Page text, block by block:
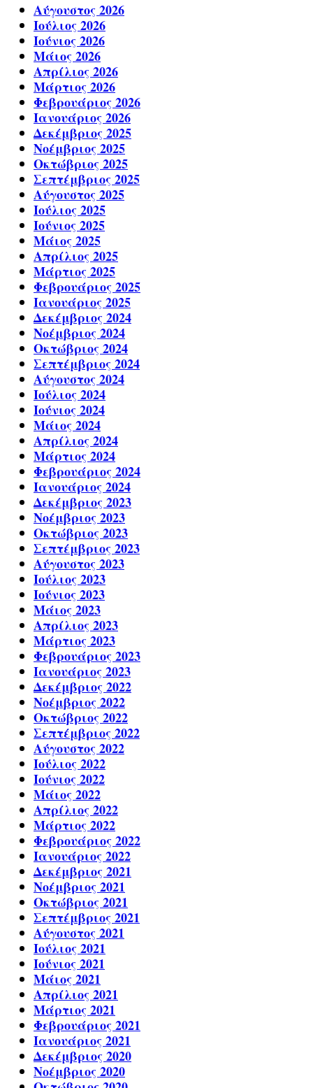
Αύγουστος 2026
Ιούλιος 2026
Ιούνιος 2026
Μάιος 2026
Απρίλιος 2026
Μάρτιος 2026
Φεβρουάριος 2026
Ιανουάριος 2026
Δεκέμβριος 2025
Νοέμβριος 2025
Οκτώβριος 2025
Σεπτέμβριος 2025
Αύγουστος 2025
Ιούλιος 2025
Ιούνιος 2025
Μάιος 2025
Απρίλιος 2025
Μάρτιος 2025
Φεβρουάριος 2025
Ιανουάριος 2025
Δεκέμβριος 2024
Νοέμβριος 2024
Οκτώβριος 2024
Σεπτέμβριος 2024
Αύγουστος 2024
Ιούλιος 2024
Ιούνιος 2024
Μάιος 2024
Απρίλιος 2024
Μάρτιος 2024
Φεβρουάριος 2024
Ιανουάριος 2024
Δεκέμβριος 2023
Νοέμβριος 2023
Οκτώβριος 2023
Σεπτέμβριος 2023
Αύγουστος 2023
Ιούλιος 2023
Ιούνιος 2023
Μάιος 2023
Απρίλιος 2023
Μάρτιος 2023
Φεβρουάριος 2023
Ιανουάριος 2023
Δεκέμβριος 2022
Νοέμβριος 2022
Οκτώβριος 2022
Σεπτέμβριος 2022
Αύγουστος 2022
Ιούλιος 2022
Ιούνιος 2022
Μάιος 2022
Απρίλιος 2022
Μάρτιος 2022
Φεβρουάριος 2022
Ιανουάριος 2022
Δεκέμβριος 2021
Νοέμβριος 2021
Οκτώβριος 2021
Σεπτέμβριος 2021
Αύγουστος 2021
Ιούλιος 2021
Ιούνιος 2021
Μάιος 2021
Απρίλιος 2021
Μάρτιος 2021
Φεβρουάριος 2021
Ιανουάριος 2021
Δεκέμβριος 2020
Νοέμβριος 2020